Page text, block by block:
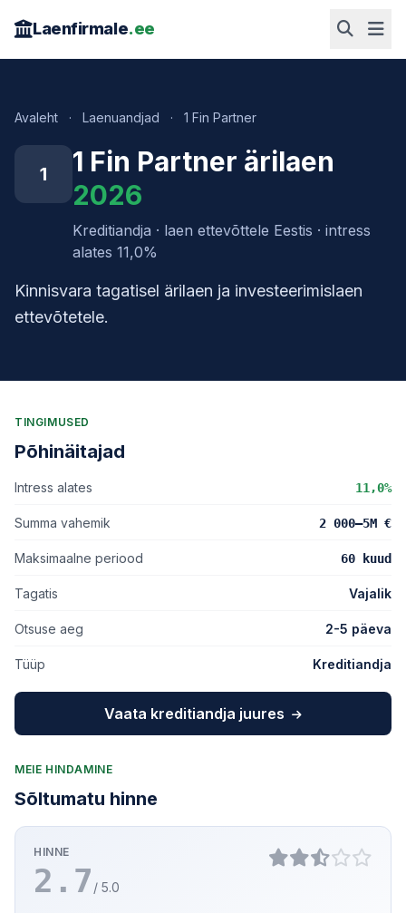
Laenfirmale.ee
Avaleht · Laenuandjad · 1 Fin Partner
1
1 Fin Partner ärilaen
2026
Kreditiandja · laen ettevõttele Eestis · intress
alates 11,0%
Kinnisvara tagatisel ärilaen ja investeerimislaen
ettevõtetele.
TINGIMUSED
Põhinäitajad
Intress alates 11,0%
Summa vahemik 2 000–5M €
Maksimaalne periood 60 kuud
Tagatis Vajalik
Otsuse aeg 2-5 päeva
Tüüp Kreditiandja
Vaata kreditiandja juures
MEIE HINDAMINE
Sõltumatu hinne
HINNE
2.7 / 5.0